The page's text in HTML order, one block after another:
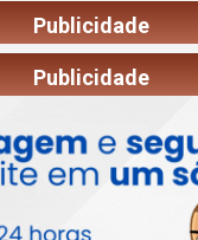
Publicidade
Publicidade